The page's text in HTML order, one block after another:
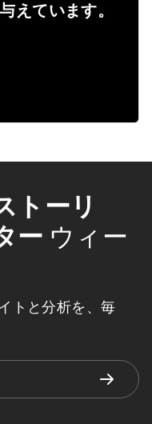
えています。
トーリ
ー ウィー
トと分析を、毎